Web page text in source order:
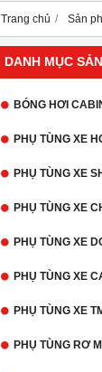
Trang chủ Sản
DANH MỤC
BÓNG HƠI
PHỤ TÙNG XE
PHỤ TÙNG XE
PHỤ TÙNG XE
PHỤ TÙNG XE
PHỤ TÙNG XE
PHỤ TÙNG XE
PHỤ TÙNG RƠ